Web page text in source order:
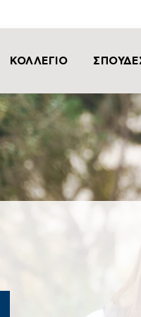
ΚΟΛΛΕΓΙΟ